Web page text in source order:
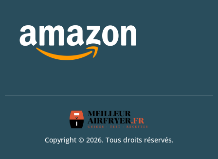
Copyright © 2026. Tous droits réservés.